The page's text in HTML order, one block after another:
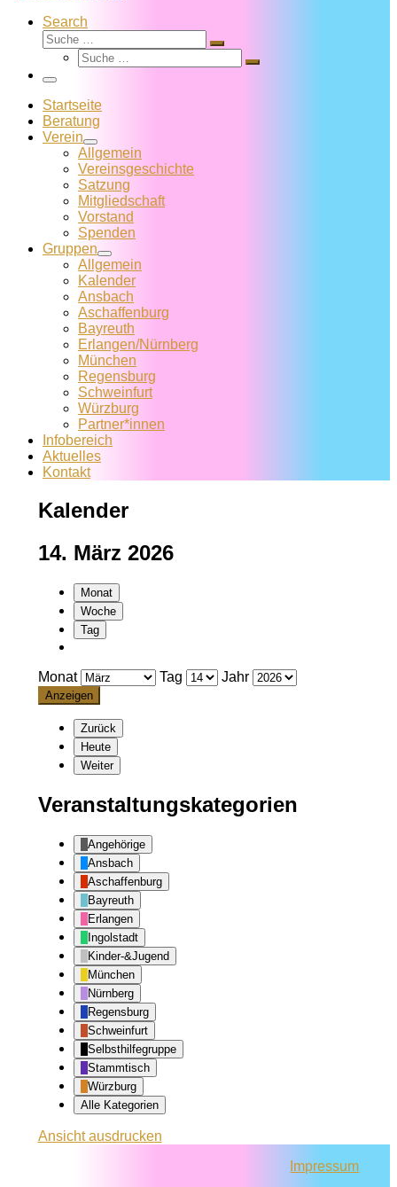
Search
Suche
Suche
Suche
Suche
Menü
Startseite
Beratung
Verein
Allgemein
Vereins­geschichte
Satzung
Mitglied­schaft
Vorstand
Spenden
Gruppen
Allgemein
Kalender
Ansbach
Aschaffenburg
Bayreuth
Erlangen/Nürnberg
München
Regensburg
Schweinfurt
Würzburg
Partner*innen
Infobereich
Aktuelles
Kontakt
Kalender
14. März 2026
Monat
Woche
Tag
Monat Tag Jahr
Zurück
Heute
Weiter
Veranstaltungskategorien
Angehörige
Ansbach
Aschaffenburg
Bayreuth
Erlangen
Ingolstadt
Kinder-&Jugend
München
Nürnberg
Regensburg
Schweinfurt
Selbsthilfegruppe
Stammtisch
Würzburg
Alle Kategorien
Ansichtausdrucken
Impressum